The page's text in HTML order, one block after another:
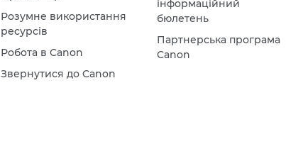
Розумне використання
ресурсів
Робота в Canon
Звернутися до Canon
інформаційний
бюлетень
Партнерська програма
Canon